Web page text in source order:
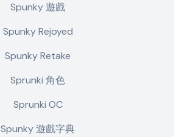
Spunky 遊戲
Spunky Rejoyed
Spunky Retake
Sprunki 角色
Sprunki OC
Spunky 遊戲字典